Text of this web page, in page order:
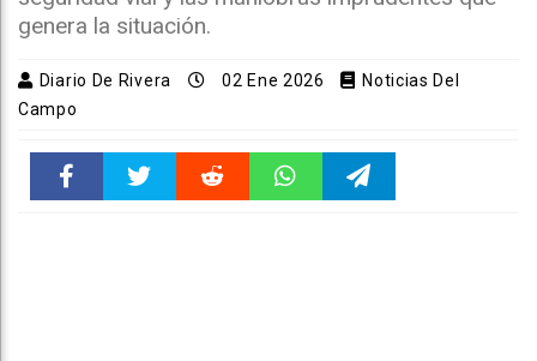
genera la situación.
Diario De Rivera 02 Ene 2026
Noticias Del
Campo